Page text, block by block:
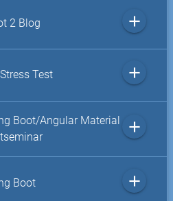
2 Blog add
Test add
Boot/Angular Material
add
Boot add